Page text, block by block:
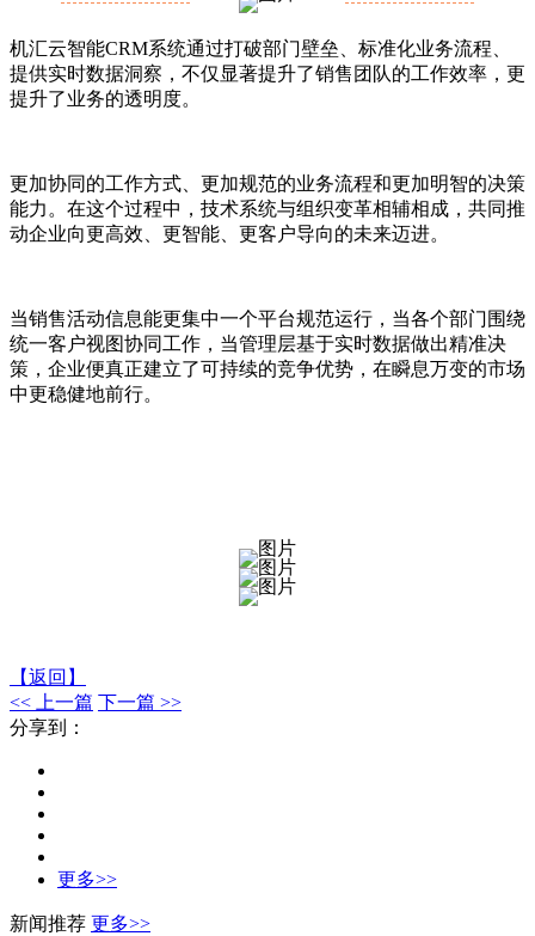
机汇云智能CRM系统通过打破部门壁垒、标准化业务流程、
提供实时数据洞察，不仅显著提升了销售团队的工作效率，更
提升了业务的透明度。
更加协同的工作方式、更加规范的业务流程和更加明智的决策
能力。在这个过程中，技术系统与组织变革相辅相成，共同推
动企业向更高效、更智能、更客户导向的未来迈进。
当销售活动信息能更集中一个平台规范运行，当各个部门围绕
统一客户视图协同工作，当管理层基于实时数据做出精准决
策，企业便真正建立了可持续的竞争优势，在瞬息万变的市场
中更稳健地前行。
【返回】
<< 上一篇 下一篇 >>
分享到：
更多>>
新闻推荐 更多>>